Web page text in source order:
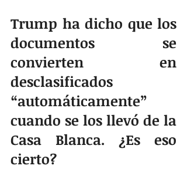
Trump ha dicho que los
documentos se
convierten en
desclasificados
“automáticamente”
cuando se los llevó de la
Casa Blanca. ¿Es eso
cierto?